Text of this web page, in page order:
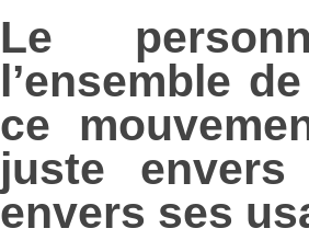
Le
l’ensemble
ce
juste
envers ses